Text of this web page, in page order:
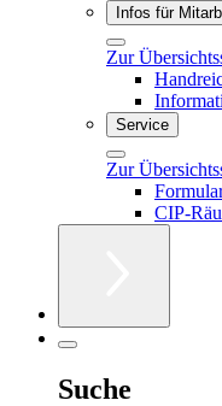
Infos für
Zur
Service
Zur
CIP-
Suche